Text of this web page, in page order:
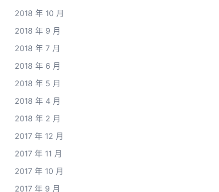
2018 年 10 月
2018 年 9 月
2018 年 7 月
2018 年 6 月
2018 年 5 月
2018 年 4 月
2018 年 2 月
2017 年 12 月
2017 年 11 月
2017 年 10 月
2017 年 9 月